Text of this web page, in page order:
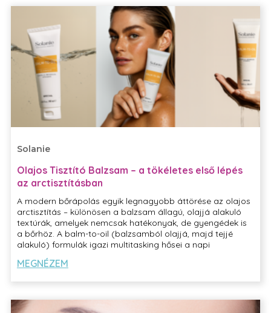
Solanie
Olajos Tisztító Balzsam – a tökéletes első lépés
az arctisztításban
A modern bőrápolás egyik legnagyobb áttörése az olajos
arctisztítás – különösen a balzsam állagú, olajjá alakuló
textúrák, amelyek nemcsak hatékonyak, de gyengédek is
a bőrhöz. A balm-to-oil (balzsamból olajjá, majd tejjé
alakuló) formulák igazi multitasking hősei a napi
rutinodnak, és nem véletlenül örvendenek hatalmas
népszerűségnek világszerte.
MEGNÉZEM